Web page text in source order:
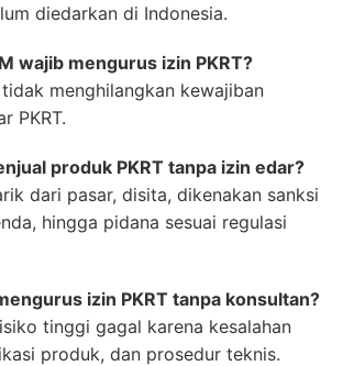
diedarkan di Indonesia.
wajib mengurus izin PKRT?
tidak menghilangkan kewajiban
PKRT.
produk PKRT tanpa izin edar?
dari pasar, disita, dikenakan sanksi
hingga pidana sesuai regulasi
izin PKRT tanpa konsultan?
tinggi gagal karena kesalahan
produk, dan prosedur teknis.